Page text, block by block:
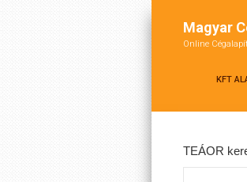
Magyar
Online
KFT
TEÁOR